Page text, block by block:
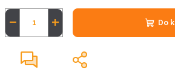
+
− Do